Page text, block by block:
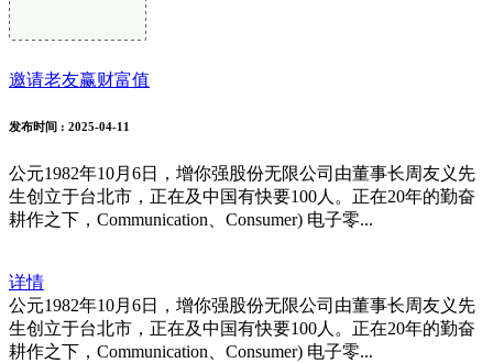
邀请老友赢财富值
发布时间 : 2025-04-11
公元1982年10月6日，增你强股份无限公司由董事长周友义先
生创立于台北市，正在及中国有快要100人。正在20年的勤奋
耕作之下，Communication、Consumer) 电子零...
详情
公元1982年10月6日，增你强股份无限公司由董事长周友义先
生创立于台北市，正在及中国有快要100人。正在20年的勤奋
耕作之下，Communication、Consumer) 电子零...